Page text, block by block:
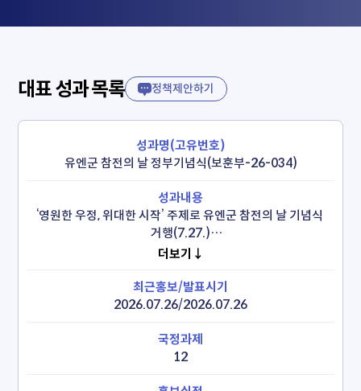
대표 성과 목록 정책제안하기
유엔군 참전의 날 정부기념식(보훈부-26-034)
‘영원한 우정, 위대한 시작’ 주제로 유엔군 참전의 날 기념식
거행(7.27.)
- 국내외 6·25참전용사 및 주요 인사, 주한 외교사절 등
- 무공훈장 및 국민훈(포)장 등 3명 정부포상
더보기↓
2026.07.26/2026.07.26
12